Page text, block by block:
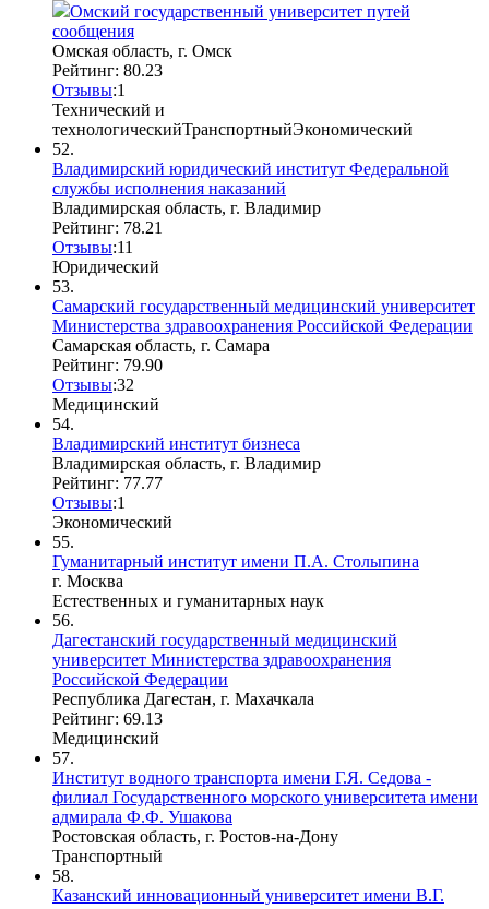
Омский государственный университет путей
сообщения
Омская область, г. Омск
Рейтинг: 80.23
Отзывы:1
Технический и
технологическийТранспортныйЭкономический
52.
Владимирский юридический институт Федеральной
службы исполнения наказаний
Владимирская область, г. Владимир
Рейтинг: 78.21
Отзывы:11
Юридический
53.
Самарский государственный медицинский университет
Министерства здравоохранения Российской Федерации
Самарская область, г. Самара
Рейтинг: 79.90
Отзывы:32
Медицинский
54.
Владимирский институт бизнеса
Владимирская область, г. Владимир
Рейтинг: 77.77
Отзывы:1
Экономический
55.
Гуманитарный институт имени П.А. Столыпина
г. Москва
Естественных и гуманитарных наук
56.
Дагестанский государственный медицинский
университет Министерства здравоохранения
Российской Федерации
Республика Дагестан, г. Махачкала
Рейтинг: 69.13
Медицинский
57.
Институт водного транспорта имени Г.Я. Седова -
филиал Государственного морского университета имени
адмирала Ф.Ф. Ушакова
Ростовская область, г. Ростов-на-Дону
Транспортный
58.
Казанский инновационный университет имени В.Г.